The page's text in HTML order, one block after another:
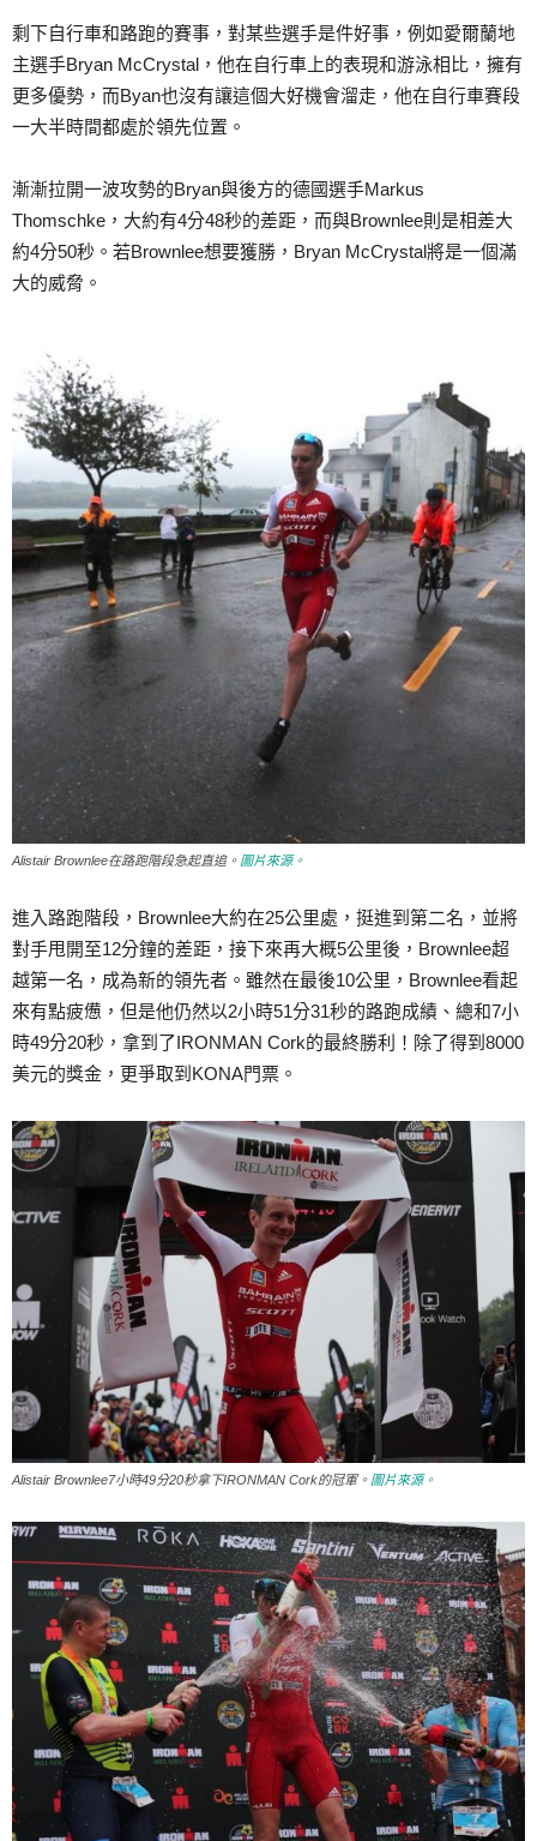
剩下自行車和路跑的賽事，對某些選手是件好事，例如愛爾蘭地
主選手Bryan McCrystal，他在自行車上的表現和游泳相比，擁有
更多優勢，而Byan也沒有讓這個大好機會溜走，他在自行車賽段
一大半時間都處於領先位置。
漸漸拉開一波攻勢的Bryan與後方的德國選手Markus
Thomschke，大約有4分48秒的差距，而與Brownlee則是相差大
約4分50秒。若Brownlee想要獲勝，Bryan McCrystal將是一個滿
大的威脅。
Alistair Brownlee在路跑階段急起直追。 圖片來源。
進入路跑階段，Brownlee大約在25公里處，挺進到第二名，並將
對手甩開至12分鐘的差距，接下來再大概5公里後，Brownlee超
越第一名，成為新的領先者。雖然在最後10公里，Brownlee看起
來有點疲憊，但是他仍然以2小時51分31秒的路跑成績、總和7小
時49分20秒，拿到了IRONMAN Cork的最終勝利！除了得到8000
美元的獎金，更爭取到KONA門票。
Alistair Brownlee7小時49分20秒拿下IRONMAN Cork的冠軍。 圖片來源。